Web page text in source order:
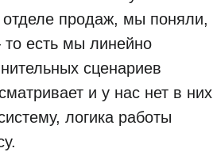
отделе продаж, мы поняли,
то есть мы линейно
сценариев
и у нас нет в них
логика работы